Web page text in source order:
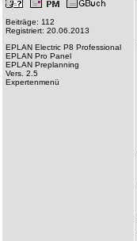
Beiträge: 112
Registriert: 20.06.2013
EPLAN Electric P8 Professional
EPLAN Pro Panel
EPLAN Preplanning
Vers. 2.5
Expertenmenü